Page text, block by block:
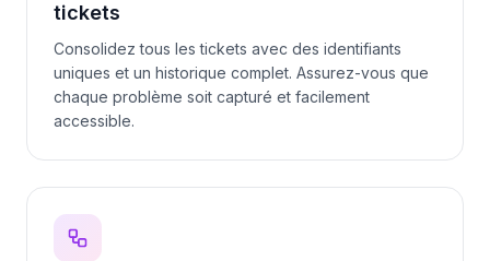
tickets
Consolidez tous les tickets avec des identifiants
uniques et un historique complet. Assurez-vous que
chaque problème soit capturé et facilement
accessible.